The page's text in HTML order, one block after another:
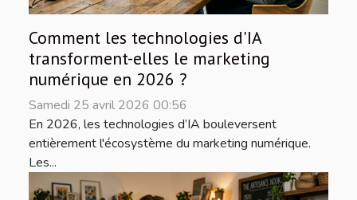
Comment les technologies d'IA
transforment-elles le marketing
numérique en 2026 ?
Samedi 25 avril 2026 00:56
En 2026, les technologies d’IA bouleversent
entièrement l'écosystème du marketing numérique.
Les...